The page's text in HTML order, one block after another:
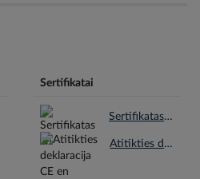
Sertifikatai
Sertifikatas en.pdf
Atitikties deklaracija CE en.pdf